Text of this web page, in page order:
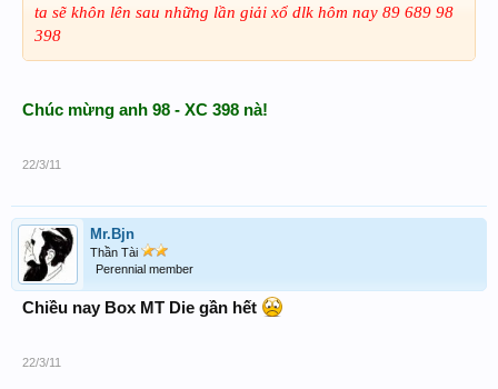
ta sẽ khôn lên sau những lần giải xổ dlk hôm nay 89 689 98
398
Chúc mừng anh 98 - XC 398 nà!
22/3/11
Mr.Bjn
Thần Tài
Perennial member
Chiều nay Box MT Die gần hết
22/3/11